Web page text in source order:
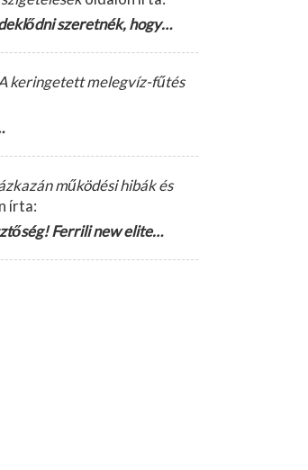
szeretnék, hogy…
keringetett melegvíz-fűtés
működési hibák és
írta:
Ferrili new elite…